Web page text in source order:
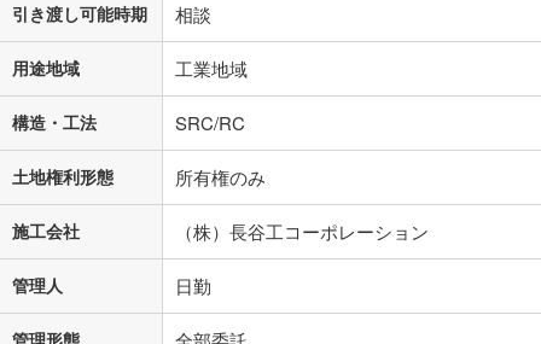
引き渡し可能時期 相談
用途地域 工業地域
構造・工法 SRC/RC
土地権利形態 所有権のみ
施工会社 （株）長谷工コーポレーション
管理人 日勤